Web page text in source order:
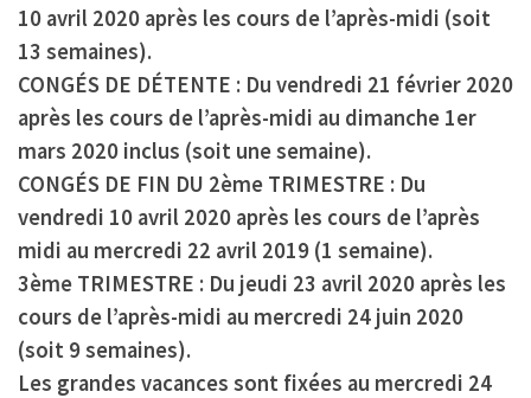
10 avril 2020 après les cours de l’après-midi (soit
13 semaines).
CONGÉS DE DÉTENTE : Du vendredi 21 février 2020
après les cours de l’après-midi au dimanche 1er
mars 2020 inclus (soit une semaine).
CONGÉS DE FIN DU 2ème TRIMESTRE : Du
vendredi 10 avril 2020 après les cours de l’après
midi au mercredi 22 avril 2019 (1 semaine).
3ème TRIMESTRE : Du jeudi 23 avril 2020 après les
cours de l’après-midi au mercredi 24 juin 2020
(soit 9 semaines).
Les grandes vacances sont fixées au mercredi 24